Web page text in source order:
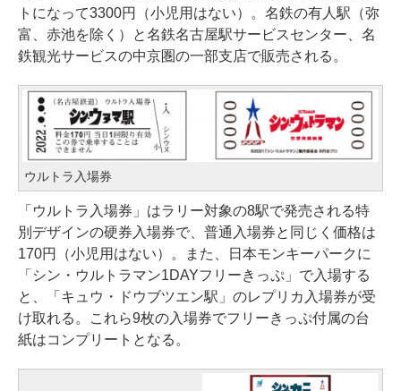
トになって3300円（小児用はない）。名鉄の有人駅（弥
富、赤池を除く）と名鉄名古屋駅サービスセンター、名
鉄観光サービスの中京圏の一部支店で販売される。
ウルトラ入場券
「ウルトラ入場券」はラリー対象の8駅で発売される特
別デザインの硬券入場券で、普通入場券と同じく価格は
170円（小児用はない）。また、日本モンキーパークに
「シン・ウルトラマン1DAYフリーきっぷ」で入場する
と、「キュウ・ドウブツエン駅」のレプリカ入場券が受
け取れる。これら9枚の入場券でフリーきっぷ付属の台
紙はコンプリートとなる。